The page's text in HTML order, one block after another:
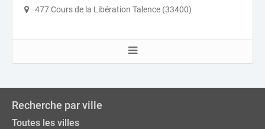
477 Cours de la Libération Talence (33400)
Recherche par ville
Toutes les villes